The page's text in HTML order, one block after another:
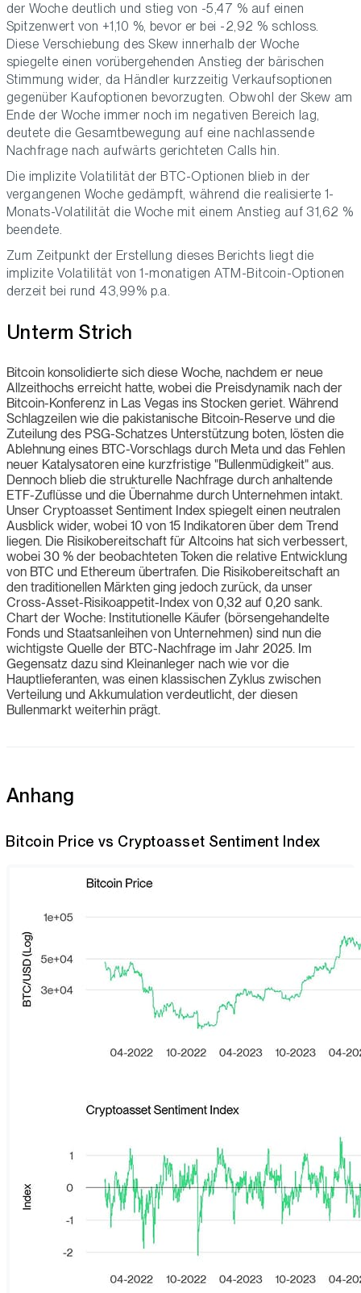
der Woche deutlich und stieg von -5,47 % auf einen
Spitzenwert von +1,10 %, bevor er bei -2,92 % schloss.
Diese Verschiebung des Skew innerhalb der Woche
spiegelte einen vorübergehenden Anstieg der bärischen
Stimmung wider, da Händler kurzzeitig Verkaufsoptionen
gegenüber Kaufoptionen bevorzugten. Obwohl der Skew am
Ende der Woche immer noch im negativen Bereich lag,
deutete die Gesamtbewegung auf eine nachlassende
Nachfrage nach aufwärts gerichteten Calls hin.
Die implizite Volatilität der BTC-Optionen blieb in der
vergangenen Woche gedämpft, während die realisierte 1-
Monats-Volatilität die Woche mit einem Anstieg auf 31,62 %
beendete.
Zum Zeitpunkt der Erstellung dieses Berichts liegt die
implizite Volatilität von 1-monatigen ATM-Bitcoin-Optionen
derzeit bei rund 43,99% p.a.
Unterm Strich
Bitcoin konsolidierte sich diese Woche, nachdem er neue
Allzeithochs erreicht hatte, wobei die Preisdynamik nach der
Bitcoin-Konferenz in Las Vegas ins Stocken geriet. Während
Schlagzeilen wie die pakistanische Bitcoin-Reserve und die
Zuteilung des PSG-Schatzes Unterstützung boten, lösten die
Ablehnung eines BTC-Vorschlags durch Meta und das Fehlen
neuer Katalysatoren eine kurzfristige "Bullenmüdigkeit" aus.
Dennoch blieb die strukturelle Nachfrage durch anhaltende
ETF-Zuflüsse und die Übernahme durch Unternehmen intakt.
Unser Cryptoasset Sentiment Index spiegelt einen neutralen
Ausblick wider, wobei 10 von 15 Indikatoren über dem Trend
liegen. Die Risikobereitschaft für Altcoins hat sich verbessert,
wobei 30 % der beobachteten Token die relative Entwicklung
von BTC und Ethereum übertrafen. Die Risikobereitschaft an
den traditionellen Märkten ging jedoch zurück, da unser
Cross-Asset-Risikoappetit-Index von 0,32 auf 0,20 sank.
Chart der Woche: Institutionelle Käufer (börsengehandelte
Fonds und Staatsanleihen von Unternehmen) sind nun die
wichtigste Quelle der BTC-Nachfrage im Jahr 2025. Im
Gegensatz dazu sind Kleinanleger nach wie vor die
Hauptlieferanten, was einen klassischen Zyklus zwischen
Verteilung und Akkumulation verdeutlicht, der diesen
Bullenmarkt weiterhin prägt.
Anhang
Bitcoin Price vs Cryptoasset Sentiment Index